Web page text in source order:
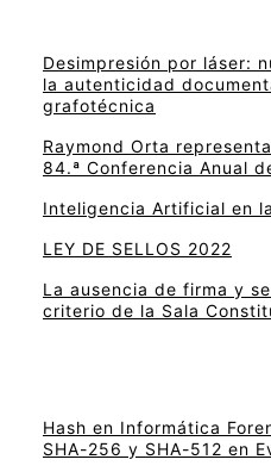
Desimpresión por láser:
la autenticidad
grafotécnica
Raymond Orta
84.ª Conferencia Anual
Inteligencia Artificial en
LEY DE SELLOS 2022
La ausencia de firma y
criterio de la Sala
Hash en Informática
SHA-256 y SHA-512 en